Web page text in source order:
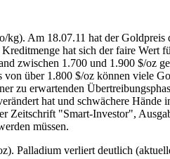
Am 18.07.11 hat der
hat sich der faire Wert
zwischen 1.700 und 1.900 $/oz
über 1.800 $/oz können viele
zu erwartenden
hat und schwächere Hände
Zeitschrift "Smart-Investor",
müssen.
Palladium verliert deutlich